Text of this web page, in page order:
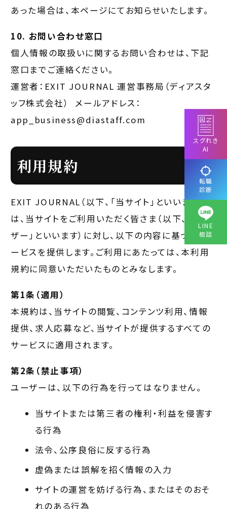
あった場合は、本ページにてお知らせいたします。
10. お問い合わせ窓口
個人情報の取扱いに関するお問い合わせは、下記
窓口までご連絡ください。
運営者：EXIT JOURNAL 運営事務局（ディアスタ
ッフ株式会社） メールアドレス：
app_business@diastaff.com
利用規約
EXIT JOURNAL（以下、「当サイト」といいます）
は、当サイトをご利用いただく皆さま（以下、「ユー
ザー」といいます）に対し、以下の内容に基づいてサ
ービスを提供します。ご利用にあたっては、本利用
規約に同意いただいたものとみなします。
第1条（適用）
本規約は、当サイトの閲覧、コンテンツ利用、情報
提供、求人応募など、当サイトが提供するすべての
サービスに適用されます。
第2条（禁止事項）
ユーザーは、以下の行為を行ってはなりません。
当サイトまたは第三者の権利・利益を侵害す
る行為
法令、公序良俗に反する行為
虚偽または誤解を招く情報の入力
サイトの運営を妨げる行為、またはそのおそ
れのある行為
スグれき
AI
転職
診断
LINE
相談